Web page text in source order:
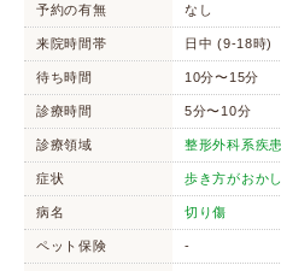
予約の有無 なし
来院時間帯 日中 (9-18時)
待ち時間 10分〜15分
診療時間 5分〜10分
診療領域 整形外科系疾患
症状 歩き方がおか
病名 切り傷
ペット保険 -